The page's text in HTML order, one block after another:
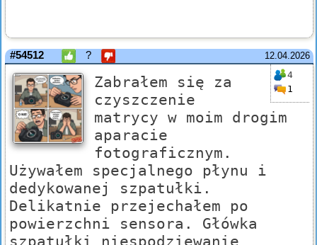
12.04.2026
#54512 ?
4
1
Zabrałem się za
czyszczenie
matrycy w moim drogim
aparacie
fotograficznym.
Używałem specjalnego płynu i
dedykowanej szpatułki.
Delikatnie przejechałem po
powierzchni sensora. Główka
szpatułki niespodziewanie